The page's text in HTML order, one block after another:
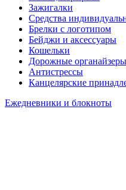
Зажигалки
Средства
Брелки с логотипом
Бейджи и аксессуары
Кошельки
Дорожные органайзеры
Антистрессы
Канцелярские
Ежедневники и блокноты